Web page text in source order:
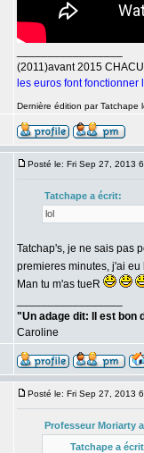
(2011)avant 2015
les euros font fonctionner
Dernière édition par
Posté le: Fri Sep 27, 2013
Tatchape a écrit:
lol
Tatchap's, je ne sais pas
premieres minutes, j'ai
Man tu m'as tueR
"Un adage dit: Il est bon
Caroline
Posté le: Fri Sep 27, 2013
Professeur Moriarty a
Tatchape a